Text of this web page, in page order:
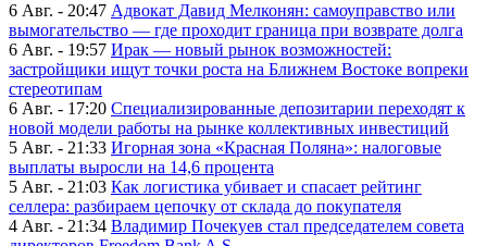
6 Авг. - 20:47 Адвокат Давид Мелконян: самоуправство или
вымогательство — где проходит граница при возврате долга
6 Авг. - 19:57 Ирак — новый рынок возможностей:
застройщики ищут точки роста на Ближнем Востоке вопреки
стереотипам
6 Авг. - 17:20 Специализированные депозитарии переходят к
новой модели работы на рынке коллективных инвестиций
5 Авг. - 21:33 Игорная зона «Красная Поляна»: налоговые
выплаты выросли на 14,6 процента
5 Авг. - 21:03 Как логистика убивает и спасает рейтинг
селлера: разбираем цепочку от склада до покупателя
4 Авг. - 21:34 Владимир Почекуев стал председателем совета